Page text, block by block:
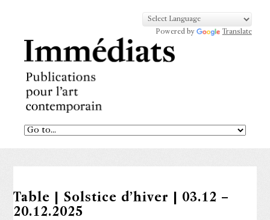
Powered by Translate
Table | Solstice d’hiver | 03.12 –
20.12.2025